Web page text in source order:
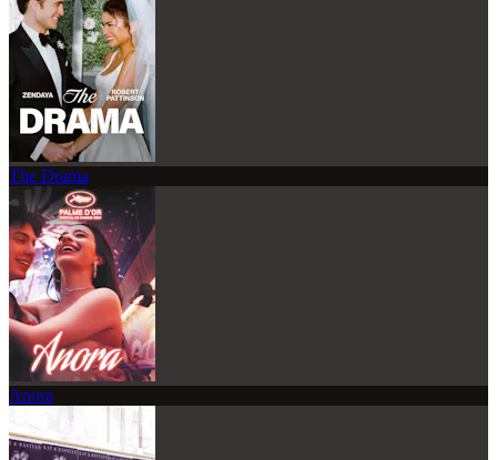
The Drama
Anora